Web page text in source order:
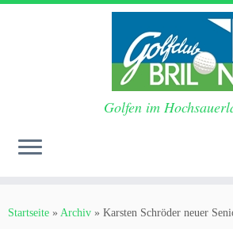
Inhalt
Golfen im
Startseite » Archiv » Karsten Schröder neuer